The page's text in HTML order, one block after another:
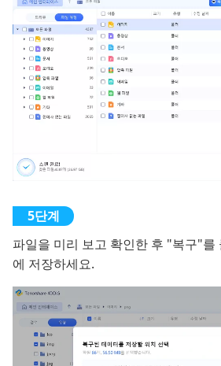
파일을 미리 보고 확인한 후 "복구"를
에 저장하세요.